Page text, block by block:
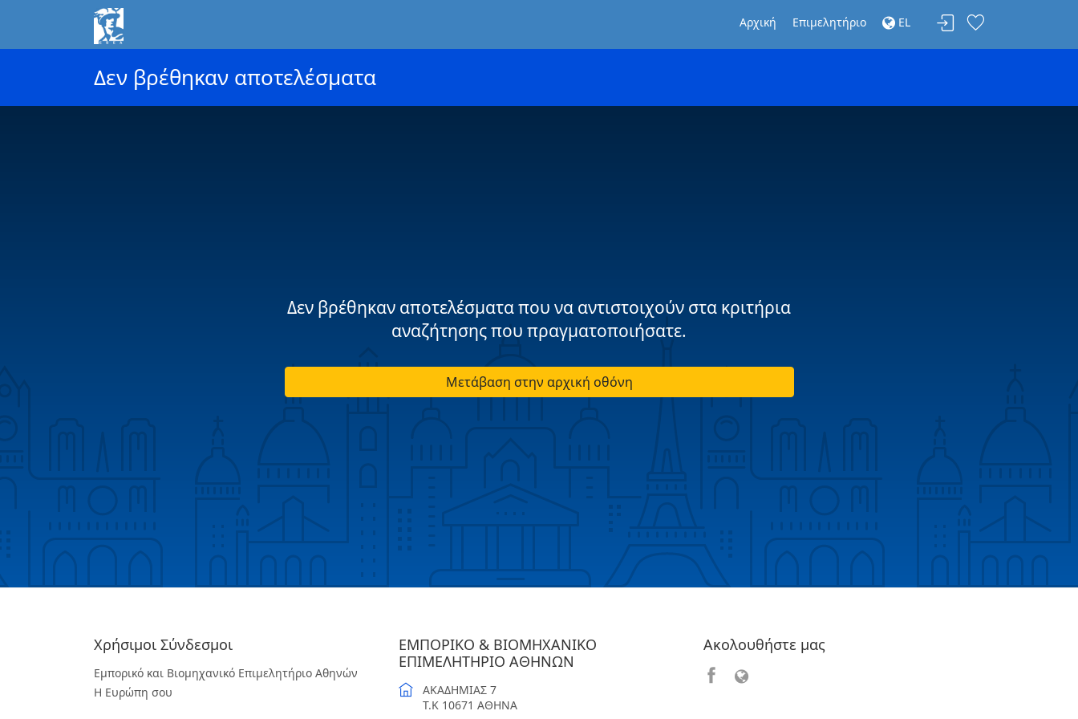
Αρχική Επιμελητήριο EL
Δεν βρέθηκαν αποτελέσματα
Δεν βρέθηκαν αποτελέσματα που να αντιστοιχούν στα κριτήρια
αναζήτησης που πραγματοποιήσατε.
Μετάβαση στην αρχική οθόνη
Χρήσιμοι Σύνδεσμοι
Εμπορικό και Βιομηχανικό Επιμελητήριο Αθηνών
Η Ευρώπη σου
ΕΜΠΟΡΙΚΟ & ΒΙΟΜΗΧΑΝΙΚΟ
ΕΠΙΜΕΛΗΤΗΡΙΟ ΑΘΗΝΩΝ
ΑΚΑΔΗΜΙΑΣ 7
T.K 10671 ΑΘΗΝΑ
Ακολουθήστε μας